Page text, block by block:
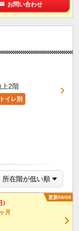
お問い合わせ
2階
イレ別
更新08/08
月